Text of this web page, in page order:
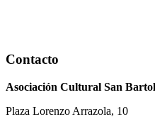
Contacto
Asociación Cultural San
Plaza Lorenzo Arrazola, 10